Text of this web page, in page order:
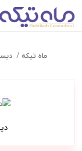
ماه تیکه